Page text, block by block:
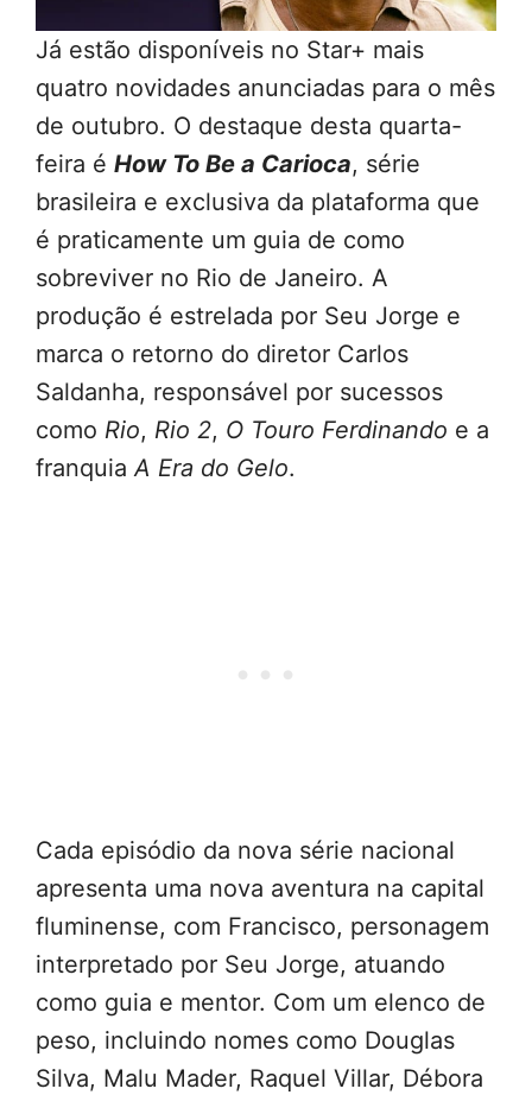
Já estão disponíveis no Star+ mais
quatro novidades anunciadas para o mês
de outubro. O destaque desta quarta-
feira é How To Be a Carioca, série
brasileira e exclusiva da plataforma que
é praticamente um guia de como
sobreviver no Rio de Janeiro. A
produção é estrelada por Seu Jorge e
marca o retorno do diretor Carlos
Saldanha, responsável por sucessos
como Rio, Rio 2, O Touro Ferdinando e a
franquiaA Era do Gelo.
Cada episódio da nova série nacional
apresenta uma nova aventura na capital
fluminense, com Francisco, personagem
interpretado por Seu Jorge, atuando
como guia e mentor. Com um elenco de
peso, incluindo nomes como Douglas
Silva, Malu Mader, Raquel Villar, Débora